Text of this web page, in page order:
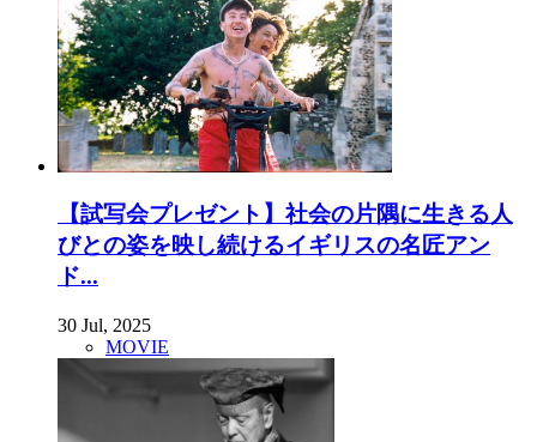
【試写会プレゼント】社会の片隅に生きる人
びとの姿を映し続けるイギリスの名匠アン
ド...
30 Jul, 2025
MOVIE